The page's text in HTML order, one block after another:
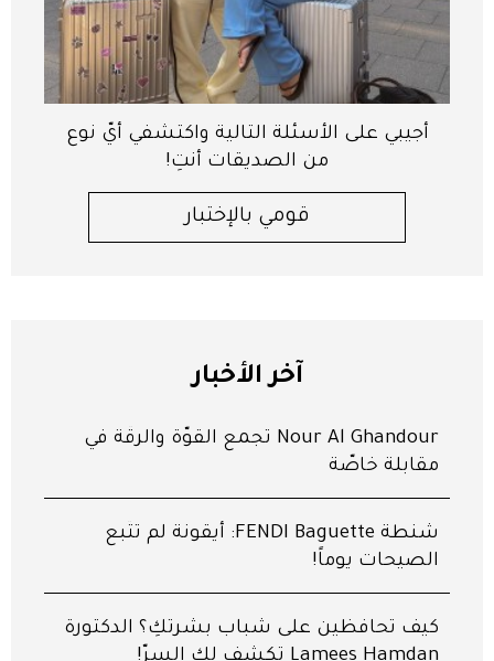
أجيبي على الأسئلة التالية واكتشفي أيّ نوع
من الصديقات أنتِ!
قومي بالإختبار
آخر الأخبار
Nour Al Ghandour تجمع القوّة والرقّة في
مقابلة خاصّة
شنطة FENDI Baguette: أيقونة لم تتّبع
الصيحات يوماً!
كيف تحافظين على شباب بشرتكِ؟ الدكتورة